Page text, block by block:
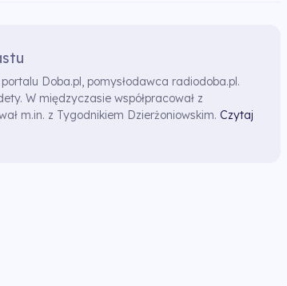
Doba.pl, pomysłodawca radiodoba.pl.
W międzyczasie współpracował z
m.in. z Tygodnikiem Dzierżoniowskim. Czytaj